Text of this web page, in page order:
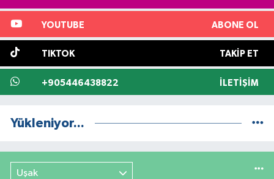
YOUTUBE ABONE OL
TIKTOK TAKIP ET
+905446438822 İLETIŞIM
Yükleniyor...
Uşak